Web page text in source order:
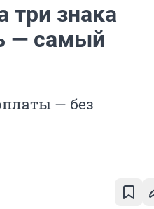
три знака
— самый
— без